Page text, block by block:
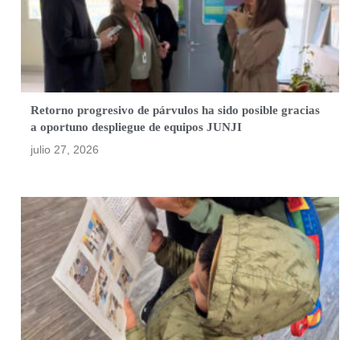
Retorno progresivo de párvulos ha sido posible gracias
a oportuno despliegue de equipos JUNJI
julio 27, 2026